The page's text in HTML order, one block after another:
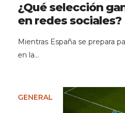
¿Qué selección
en redes sociales?
Mientras España se prepara
en la…
GENERAL